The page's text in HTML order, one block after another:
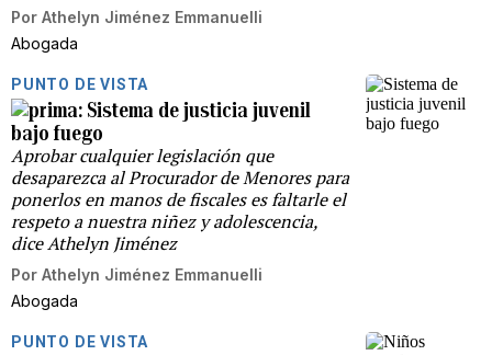
Por Athelyn Jiménez Emmanuelli
Abogada
PUNTO DE VISTA
Sistema de justicia juvenil
bajo fuego
Aprobar cualquier legislación que
desaparezca al Procurador de Menores para
ponerlos en manos de fiscales es faltarle el
respeto a nuestra niñez y adolescencia,
dice Athelyn Jiménez
Por Athelyn Jiménez Emmanuelli
Abogada
PUNTO DE VISTA